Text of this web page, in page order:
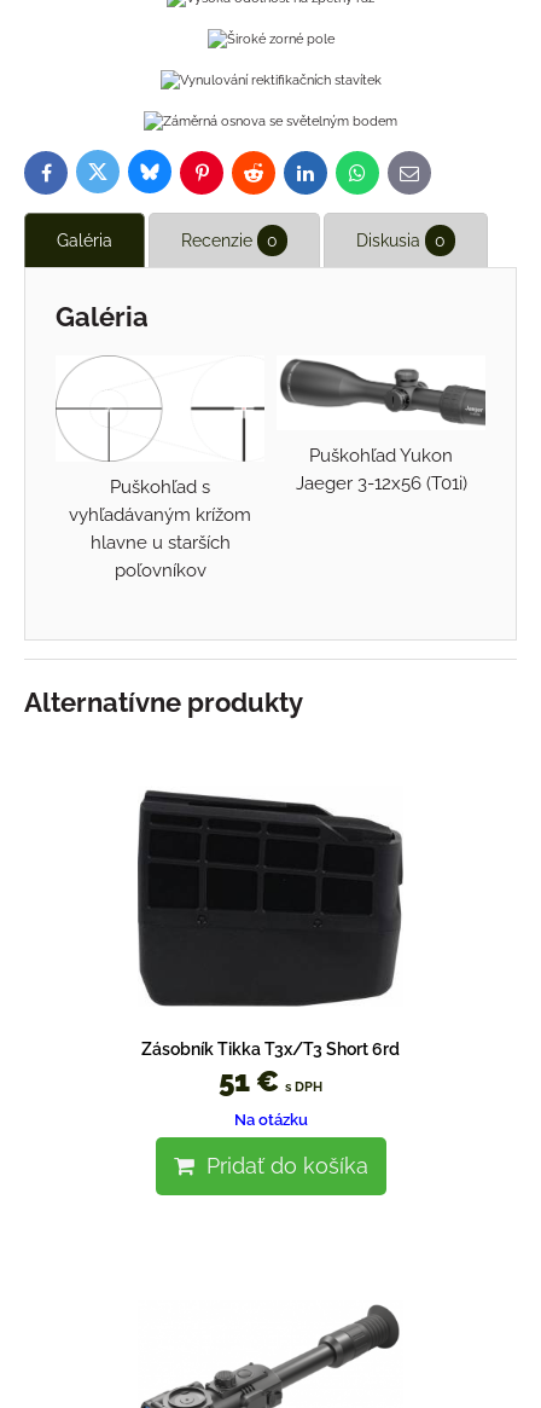
FacebookTwitterBlueskyPinterestReddit LinkedInWhatsApp
E-
mail
Galéria Recenzie 0 Diskusia 0
Galéria
Puškohľad s
vyhľadávaným krížom
hlavne u starších
poľovníkov
Puškohľad Yukon
Jaeger 3-12x56 (T01i)
Alternatívne produkty
Zásobník Tikka T3x/T3 Short 6rd
51 € s DPH
Na otázku
Pridať do košíka